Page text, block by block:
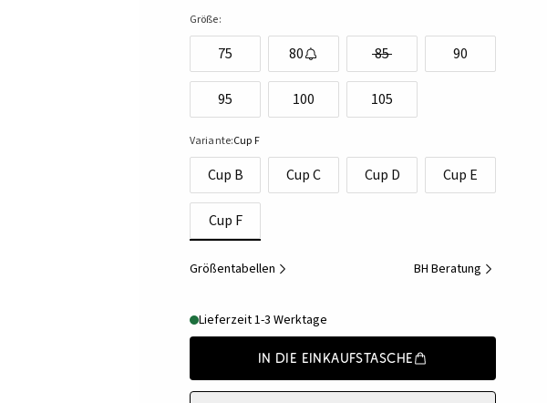
Größe:
75 80 85 90
95 100 105
Variante:Cup F
Cup B Cup C Cup D Cup E
Cup F
Größentabellen BH Beratung
Lieferzeit 1-3 Werktage
In die Einkaufstasche